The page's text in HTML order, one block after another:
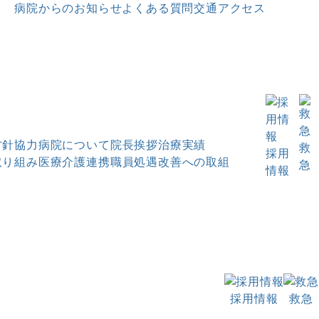
病院からのお知らせよくある質問交通アクセス
針協力病院について 院長挨拶治療実績
組み 医療介護連携職員処遇改善への取組
採用
情報
救
急
採用情報
救急